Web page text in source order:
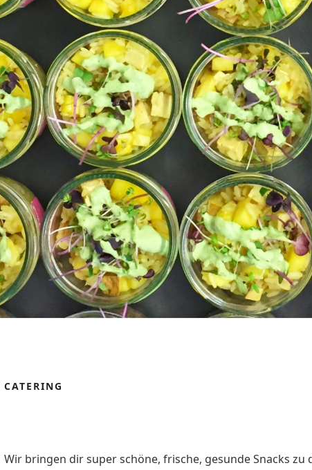
CATERING
Wir bringen dir super schöne, frische, gesunde Snacks zu